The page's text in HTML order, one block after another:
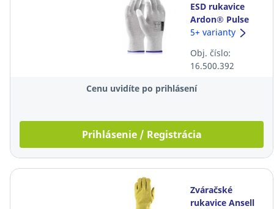
ESD rukavice
Ardon® Pulse
Touch, veľkosť
5+ varianty
Obj. číslo:
16.500.392
Cenu uvidíte po prihlásení
Prihlásenie / Registrácia
Zváračské
rukavice Ansell